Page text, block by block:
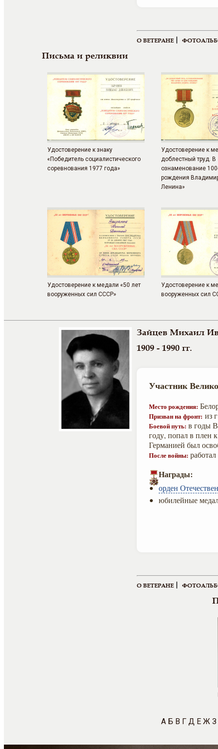
О ВЕТЕРАНЕ |
Письма и реликвии
Удостоверение к знаку
«Победитель социалистического
соревнования 1977 года»
Удостоверение к
доблестный труд. В
ознаменование
рождения
Ленина»
Удостоверение к медали «50 лет
вооруженных сил СССР»
Удостоверение к
вооруженных сил
Зайцев Михаил
1909 - 1990 гг.
Участник
Место рождения:
Призван на фронт: из
Боевой путь: в годы
году, попал в плен
Германией был
После войны:
Награды:
орден
юбилейные
О ВЕТЕРАНЕ |
А Б В Г Д Е Ж З